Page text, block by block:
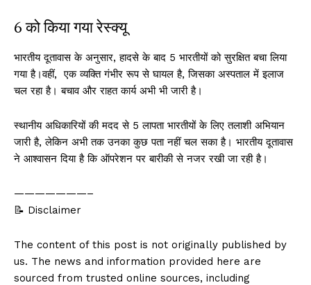
6 को किया गया रेस्क्यू
भारतीय दूतावास के अनुसार, हादसे के बाद 5 भारतीयों को सुरक्षित बचा लिया
गया है।वहीं, एक व्यक्ति गंभीर रूप से घायल है, जिसका अस्पताल में इलाज
चल रहा है। बचाव और राहत कार्य अभी भी जारी है।
स्थानीय अधिकारियों की मदद से 5 लापता भारतीयों के लिए तलाशी अभियान
जारी है, लेकिन अभी तक उनका कुछ पता नहीं चल सका है। भारतीय दूतावास
ने आश्वासन दिया है कि ऑपरेशन पर बारीकी से नजर रखी जा रही है।
———————–
📝 Disclaimer
The content of this post is not originally published by
us. The news and information provided here are
sourced from trusted online sources, including